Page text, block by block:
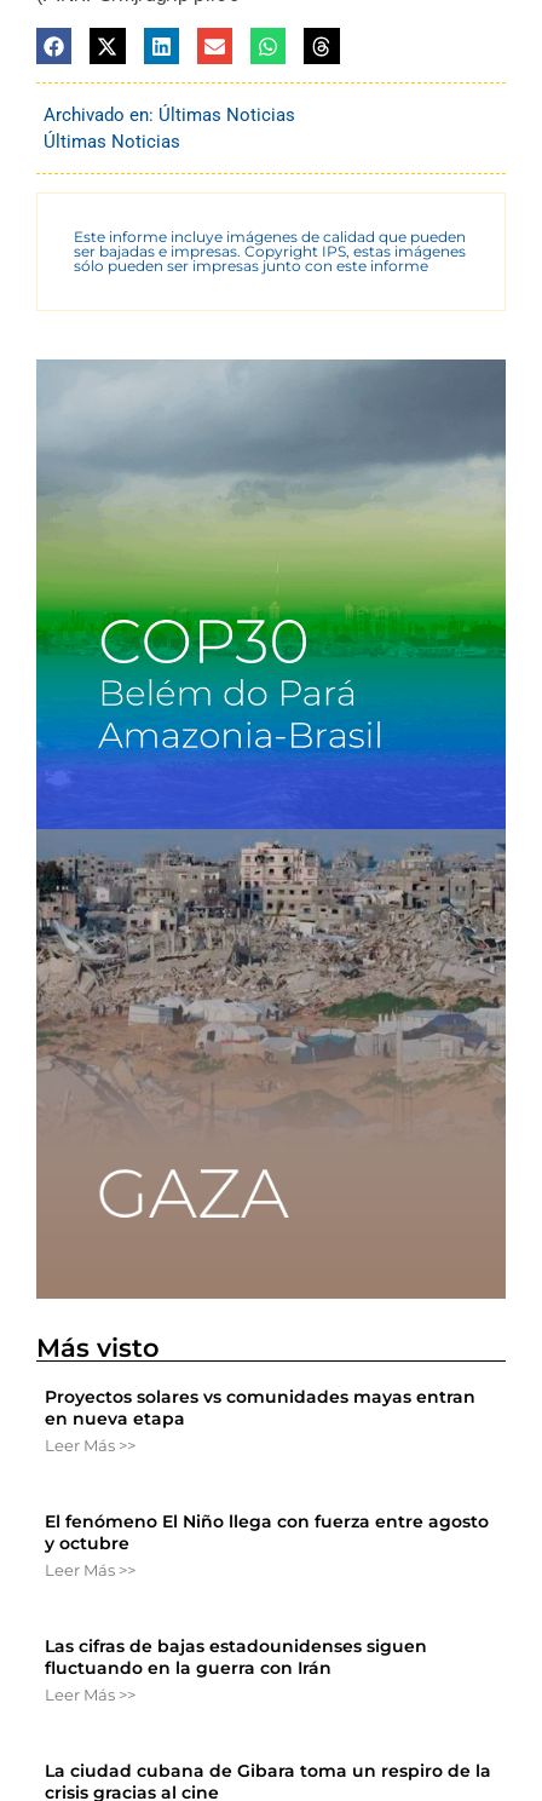
Archivado en: Últimas Noticias
Últimas Noticias
Este informe incluye imágenes de calidad que pueden
ser bajadas e impresas. Copyright IPS, estas imágenes
sólo pueden ser impresas junto con este informe
Más visto
Proyectos solares vs comunidades mayas entran
en nueva etapa
Leer Más >>
El fenómeno El Niño llega con fuerza entre agosto
y octubre
Leer Más >>
Las cifras de bajas estadounidenses siguen
fluctuando en la guerra con Irán
Leer Más >>
La ciudad cubana de Gibara toma un respiro de la
crisis gracias al cine